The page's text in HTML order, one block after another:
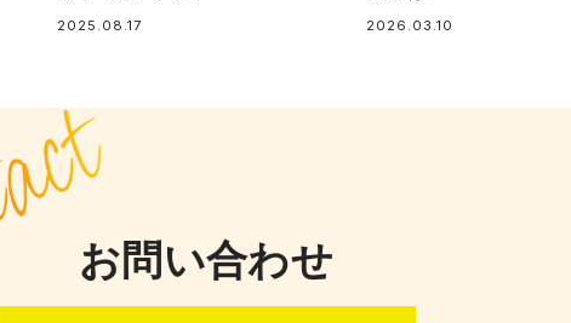
2025.08.17 2026.03.10
お問い合わせ